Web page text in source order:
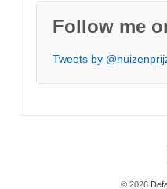
Follow me
Tweets by
© 2026